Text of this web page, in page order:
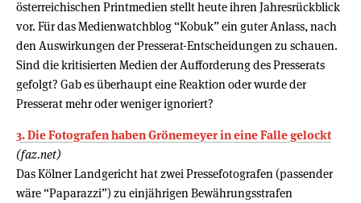
österreichischen Printmedien stellt heute ihren Jahresrückblick
vor. Für das Medienwatchblog “Kobuk” ein guter Anlass, nach
den Auswirkungen der Presserat-Entscheidungen zu schauen.
Sind die kritisierten Medien der Aufforderung des Presserats
gefolgt? Gab es überhaupt eine Reaktion oder wurde der
Presserat mehr oder weniger ignoriert?
3. Die Fotografen haben Grönemeyer in eine Falle gelockt
(faz.net)
Das Kölner Landgericht hat zwei Pressefotografen (passender
wäre “Paparazzi”) zu einjährigen Bewährungsstrafen